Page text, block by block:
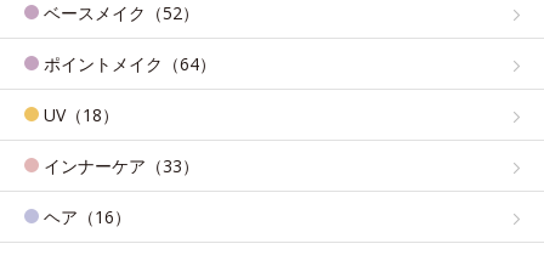
ベースメイク（52）
ポイントメイク（64）
UV（18）
インナーケア（33）
ヘア（16）